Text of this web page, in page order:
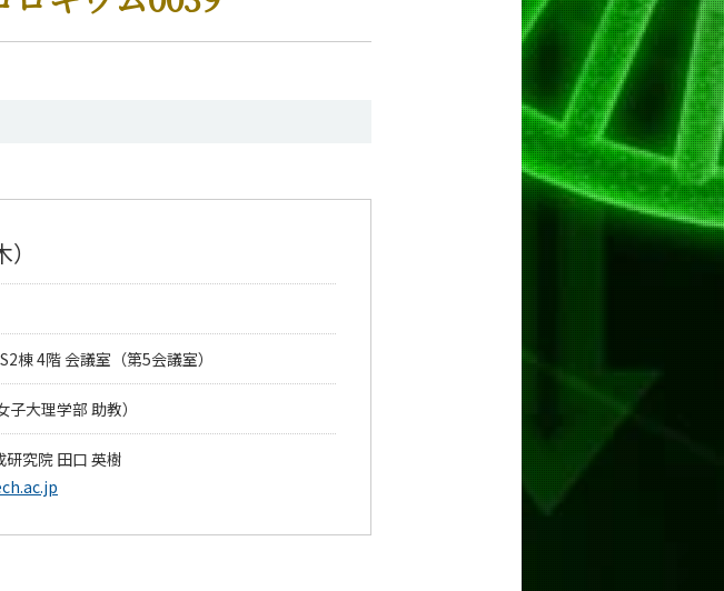
S2棟 4階 会議室（第5会議室）
大理学部 助教）
究院 田口 英樹